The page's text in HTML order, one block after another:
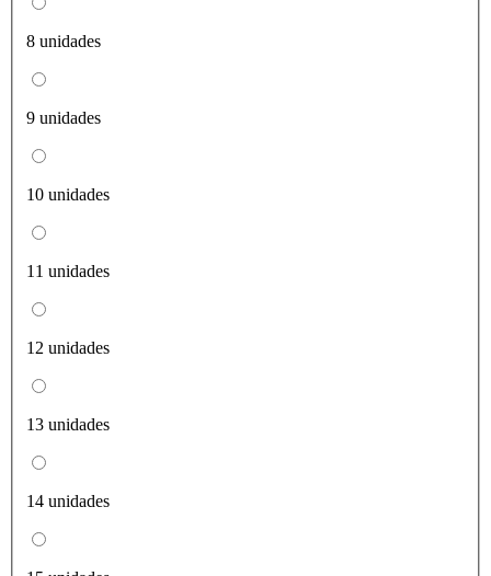
8 unidades
9 unidades
10 unidades
11 unidades
12 unidades
13 unidades
14 unidades